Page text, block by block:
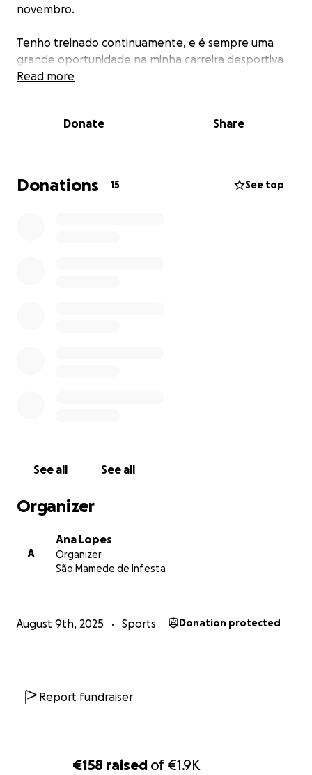
€158 raised of€1.9K
novembro.
Tenho treinado continuamente, e é sempre uma
grande oportunidade na minha carreira desportiva
poder lutar ao lado dos melhores atletas a nível
No entanto, os cargos associados são bastante
(deslocação, alojamento, alimentação, etc.). Assim
sendo, qualquer ajuda a nível de divulgação e
Read more
Donate Share
Donations 15 See top
See all See all
Organizer
A
Ana Lopes
Organizer
São Mamede de Infesta
August 9th, 2025 Sports Donation protected
Report fundraiser